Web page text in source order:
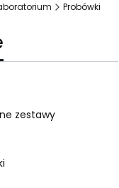
Probówki
zestawy